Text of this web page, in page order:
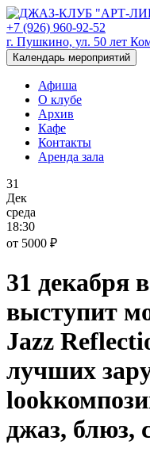
+7 (926) 960-92-52
г. Пушкино, ул. 50 лет
Календарь мероприятий
Афиша
О клубе
Архив
Кафе
Контакты
Аренда зала
31
Дек
среда
18:30
от 5000 ₽
31 декабря
выступит
Jazz
лучших
джаз, блюз,